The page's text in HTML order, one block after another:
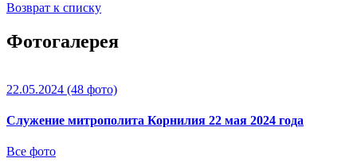
Возврат к списку
Фотогалерея
22.05.2024 (48 фото)
Служение митрополита Корнилия 22 мая 2024 года
Все фото